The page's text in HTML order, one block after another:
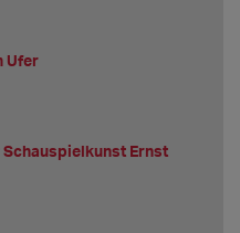
Ufer
Ernst